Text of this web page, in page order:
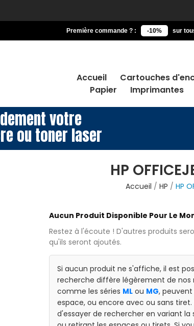
Première commande ? : -10% sur
Accueil Cartouches
Papier
Imprimantes
votre
ou toner laser
HP
Accueil HP HP
Aucun Produit Disponible Pour Le
Restez à l'écoute ! D'autres produits
qu'ils seront ajoutés.
Si aucun produit ne s'affiche, il est
recherche diffère légèrement de nos
comme les séries ML ou MG,
espace, ou encore avec ou sans
d'essayer de rechercher en variant